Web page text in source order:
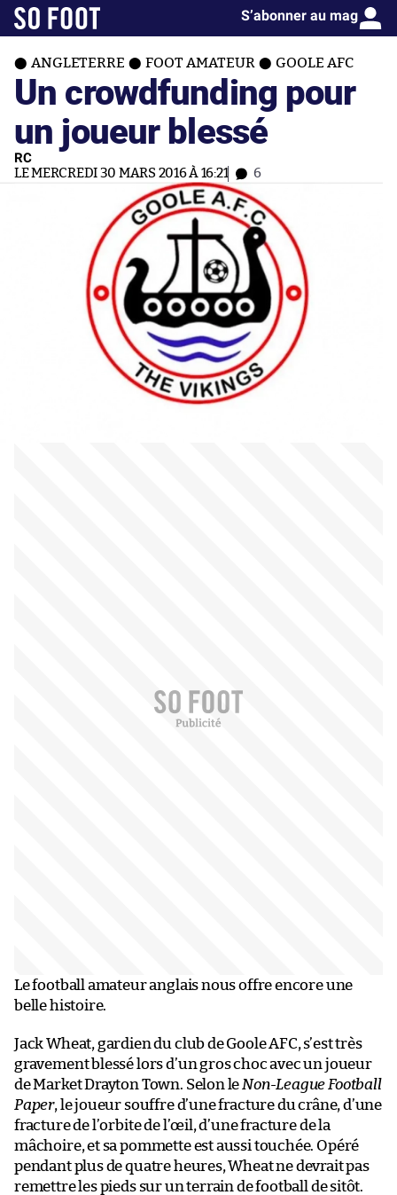
S’abonner au mag
ANGLETERRE FOOT AMATEUR GOOLE AFC
Un crowdfunding pour
un joueur blessé
RC
LE MERCREDI 30 MARS 2016 À 16:21 6
Le football amateur anglais nous offre encore une
belle histoire.
Jack Wheat, gardien du club de Goole AFC, s’est très
gravement blessé lors d’un gros choc avec un joueur
de Market Drayton Town. Selon le Non-League Football
Paper, le joueur souffre d’une fracture du crâne, d’une
fracture de l’orbite de l’œil, d’une fracture de la
mâchoire, et sa pommette est aussi touchée. Opéré
pendant plus de quatre heures, Wheat ne devrait pas
remettre les pieds sur un terrain de football de sitôt.